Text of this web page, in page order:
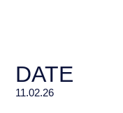
DATE
11.02.26